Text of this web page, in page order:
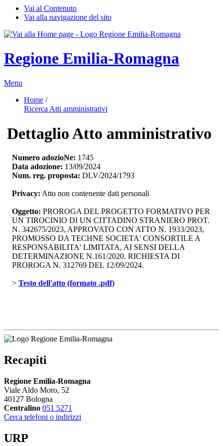
Vai al Contenuto
Vai alla navigazione del sito
Regione Emilia-Romagna
Menu
Home /
Ricerca Atti amministrativi
Dettaglio Atto amministrativo
Numero adozioNe: 1745
Data adozione: 13/09/2024
Num. reg. proposta: DLV/2024/1793
Privacy: Atto non contenente dati personali
Oggetto: PROROGA DEL PROGETTO FORMATIVO PER
UN TIROCINIO DI UN CITTADINO STRANIERO PROT.
N. 342675/2023, APPROVATO CON ATTO N. 1933/2023,
PROMOSSO DA TECHNE SOCIETA' CONSORTILE A
RESPONSABILITA' LIMITATA, AI SENSI DELLA
DETERMINAZIONE N.161/2020. RICHIESTA DI
PROROGA N. 312769 DEL 12/09/2024.
> Testo dell'atto (formato .pdf)
Recapiti
Regione Emilia-Romagna
Viale Aldo Moro, 52
40127 Bologna
Centralino 051 5271
Cerca telefoni o indirizzi
URP